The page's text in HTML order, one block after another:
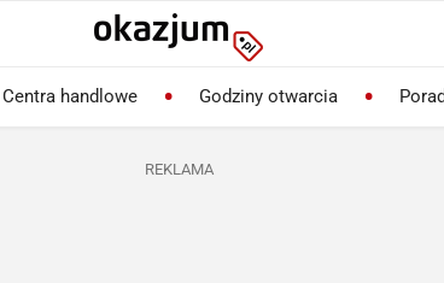
Centra handlowe Godziny otwarcia
REKLAMA